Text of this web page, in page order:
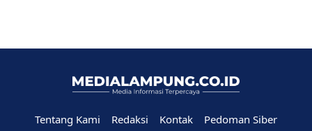
Tentang Kami Redaksi Kontak Pedoman Siber